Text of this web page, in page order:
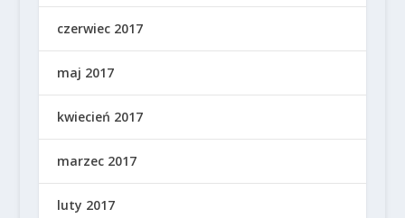
czerwiec 2017
maj 2017
kwiecień 2017
marzec 2017
luty 2017